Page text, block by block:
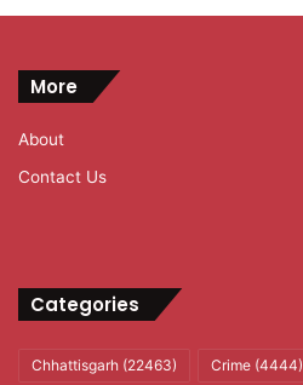
More
About
Contact Us
Categories
Chhattisgarh (22463) Crime (4444)